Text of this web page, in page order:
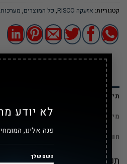
לא יודע
פנה אלינו,
השם שלך
קטגוריות: אזעקה RISCO , כל המוצרים, מערכות
תיאור
מידע נוסף
חוות דעת (0)